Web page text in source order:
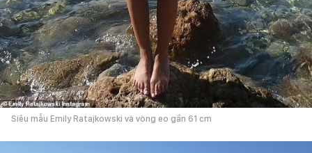
Siêu mẫu Emily Ratajkowski và vòng eo gần 61 cm